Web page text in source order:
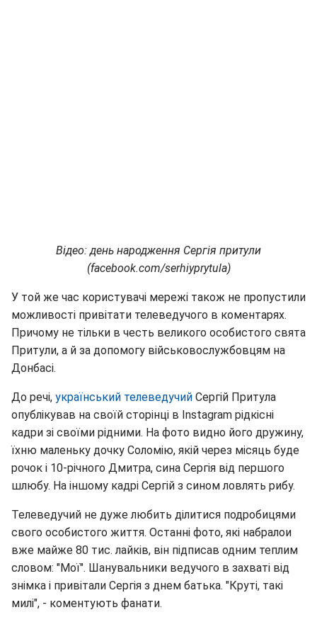
Відео: день народження Сергія притули
(facebook.com/serhiyprytula)
У той же час користувачі мережі також не пропустили
можливості привітати телеведучого в коментарях.
Причому не тільки в честь великого особистого свята
Притули, а й за допомогу військовослужбовцям на
Донбасі.
До речі, український телеведучий Сергій Притула
опублікував на своїй сторінці в Instagram рідкісні
кадри зі своїми рідними. На фото видно його дружину,
їхню маленьку дочку Соломію, якій через місяць буде
рочок і 10-річного Дмитра, сина Сергія від першого
шлюбу. На іншому кадрі Сергій з сином ловлять рибу.
Телеведучий не дуже любить ділитися подробицями
свого особистого життя. Останні фото, які набралои
вже майже 80 тис. лайків, він підписав одним теплим
словом: "Мої". Шанувальники ведучого в захваті від
знімка і привітали Сергія з днем батька. "Круті, такі
милі", - коментують фанати.